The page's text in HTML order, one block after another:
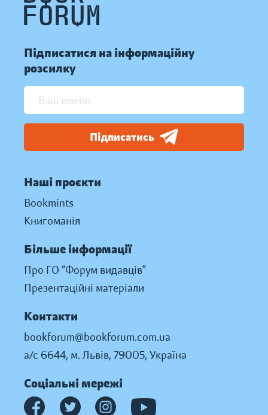
Підписатися на інформаційну
розсилку
Підписатись
Наші проєкти
Bookmints
Книгоманія
Більше інформації
Про ГО “Форум видавців”
Презентаційні матеріали
Контакти
bookforum@bookforum.com.ua
а/с 6644, м. Львів, 79005, Україна
Соціальні мережі